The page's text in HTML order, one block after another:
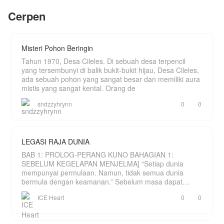
dan membuatnya menjadi yang terkuat.
Cerpen
Misteri Pohon Beringin
Tahun 1970, Desa Cileles. Di sebuah desa terpencil
yang tersembunyi di balik bukit-bukit hijau, Desa Cileles,
ada sebuah pohon yang sangat besar dan memiliki aura
mistis yang sangat kental. Orang de
sndzzyhrynn 0 0
LEGASI RAJA DUNIA
BAB 1: PROLOG-PERANG KUNO BAHAGIAN 1:
SEBELUM KEGELAPAN MENJELMA] “Setiap dunia
mempunyai permulaan. Namun, tidak semua dunia
bermula dengan keamanan.” Sebelum masa dapat
dihitung, hanya wujud sebu
ICE Heart 0 0